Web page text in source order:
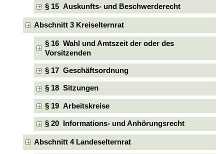
§ 15 Auskunfts- und Beschwerderecht
Abschnitt 3 Kreiselternrat
§ 16 Wahl und Amtszeit der oder des
Vorsitzenden
§ 17 Geschäftsordnung
§ 18 Sitzungen
§ 19 Arbeitskreise
§ 20 Informations- und Anhörungsrecht
Abschnitt 4 Landeselternrat